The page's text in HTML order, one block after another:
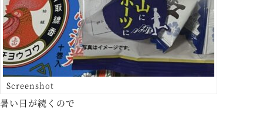
Screenshot
暑い日が続くので